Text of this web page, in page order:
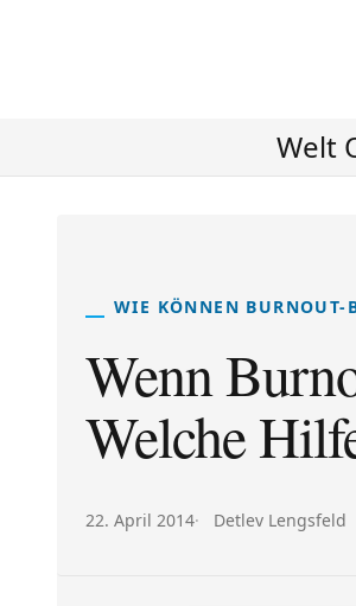
Welt
WIE KÖNNEN BURNOUT-
Wenn
Welche
Veröffentlicht am:
22. April 2014 Autor:
Detlev Lengsfeld